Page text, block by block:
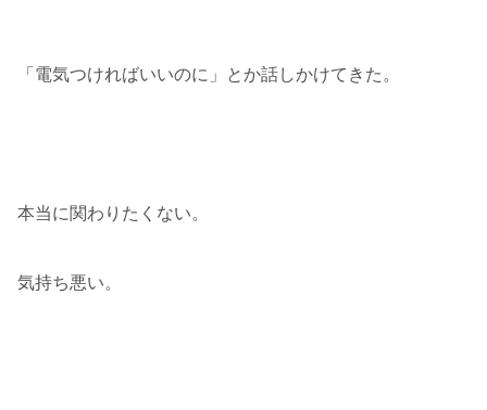
「電気つければいいのに」とか話しかけてきた。
本当に関わりたくない。
気持ち悪い。